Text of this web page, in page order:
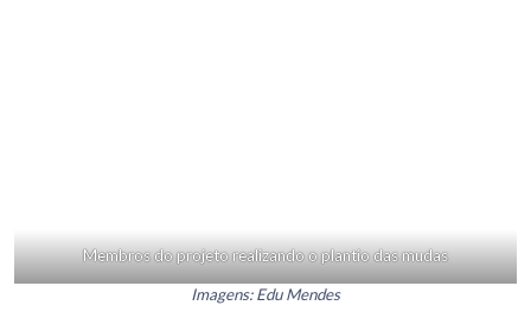
Membros do projeto realizando o plantio das mudas
Imagens: Edu Mendes